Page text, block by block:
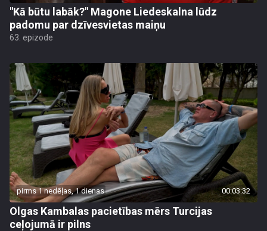
"Kā būtu labāk?" Magone Liedeskalna lūdz
padomu par dzīvesvietas maiņu
63. epizode
pirms 1 nedēļas, 1 dienas 00:03:32
Olgas Kambalas pacietības mērs Turcijas
ceļojumā ir pilns